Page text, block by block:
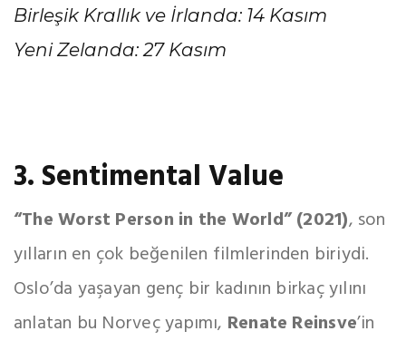
Birleşik Krallık ve İrlanda: 14 Kasım
Yeni Zelanda: 27 Kasım
3. Sentimental Value
“The Worst Person in the World” (2021), son
yılların en çok beğenilen filmlerinden biriydi.
Oslo’da yaşayan genç bir kadının birkaç yılını
anlatan bu Norveç yapımı, Renate Reinsve’in